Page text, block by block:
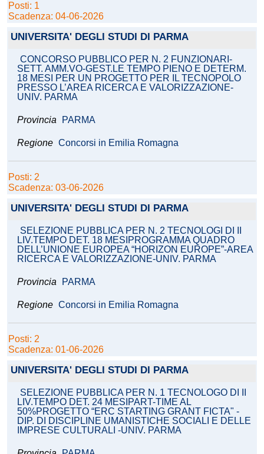
Posti: 1
Scadenza: 04-06-2026
UNIVERSITA' DEGLI STUDI DI PARMA
CONCORSO PUBBLICO PER N. 2 FUNZIONARI-
SETT. AMM.VO-GEST.LE TEMPO PIENO E DETERM.
18 MESI PER UN PROGETTO PER IL TECNOPOLO
PRESSO L’AREA RICERCA E VALORIZZAZIONE-
UNIV. PARMA
Provincia PARMA
Regione Concorsi in Emilia Romagna
Posti: 2
Scadenza: 03-06-2026
UNIVERSITA' DEGLI STUDI DI PARMA
SELEZIONE PUBBLICA PER N. 2 TECNOLOGI DI II
LIV.TEMPO DET. 18 MESIPROGRAMMA QUADRO
DELL’UNIONE EUROPEA “HORIZON EUROPE”-AREA
RICERCA E VALORIZZAZIONE-UNIV. PARMA
Provincia PARMA
Regione Concorsi in Emilia Romagna
Posti: 2
Scadenza: 01-06-2026
UNIVERSITA' DEGLI STUDI DI PARMA
SELEZIONE PUBBLICA PER N. 1 TECNOLOGO DI II
LIV.TEMPO DET. 24 MESIPART-TIME AL
50%PROGETTO “ERC STARTING GRANT FICTA" -
DIP. DI DISCIPLINE UMANISTICHE SOCIALI E DELLE
IMPRESE CULTURALI -UNIV. PARMA